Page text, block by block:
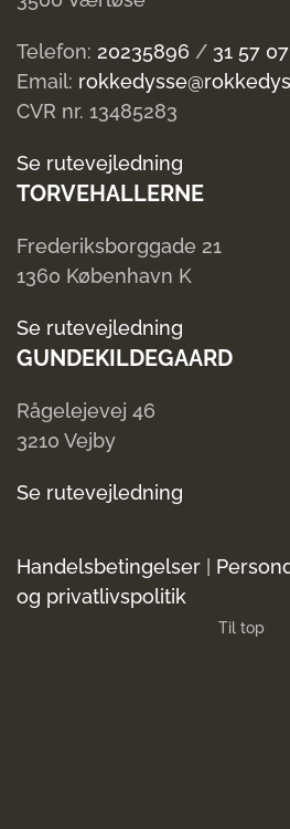
Telefon: 20235896 / 31 57
Email:
CVR nr. 13485283
Se rutevejledning
TORVEHALLERNE
Frederiksborggade 21
1360 København K
Se rutevejledning
GUNDEKILDEGAARD
Rågelejevej 46
3210 Vejby
Se rutevejledning
Handelsbetingelser
og privatlivspolitik
Til top